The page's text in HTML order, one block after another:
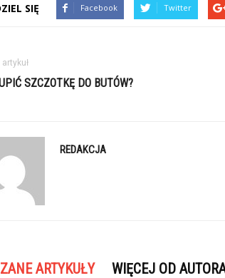
SIĘ Facebook Twitter
SZCZOTKĘ DO BUTÓW?
REDAKCJA
ARTYKUŁY WIĘCEJ OD